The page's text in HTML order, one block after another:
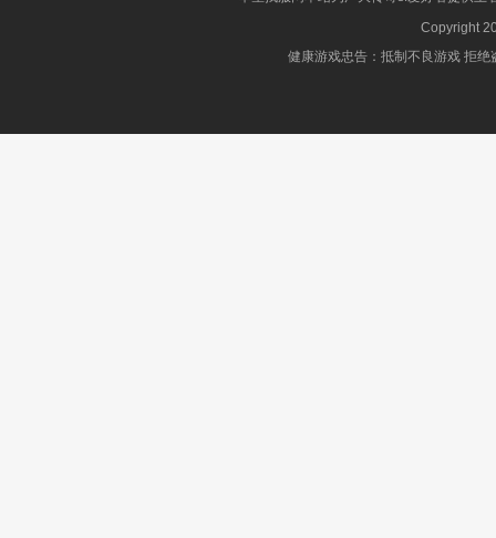
Copyright
健康游戏忠告：抵制不良游戏 拒